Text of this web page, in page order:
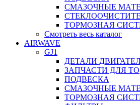
СМАЗОЧНЫЕ
ТОРМОЗНАЯ
Смотреть весь каталог
AIRWAVE
GJ1
ДЕТАЛИ
ЗАПЧАСТИ ДЛЯ ТО
ПОДВЕСКА
СМАЗОЧНЫЕ
ТОРМОЗНАЯ